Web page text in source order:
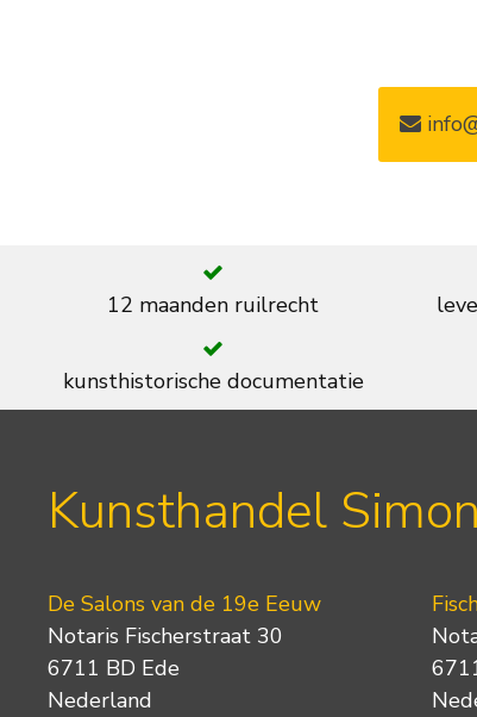
12 maanden ruilrecht
kunsthistorische documentatie
Kunsthandel
De Salons van de 19e Eeuw
Notaris Fischerstraat 30
6711 BD Ede
Nederland